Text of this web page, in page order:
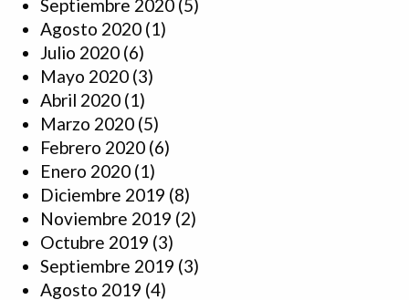
Septiembre 2020 (5)
Agosto 2020 (1)
Julio 2020 (6)
Mayo 2020 (3)
Abril 2020 (1)
Marzo 2020 (5)
Febrero 2020 (6)
Enero 2020 (1)
Diciembre 2019 (8)
Noviembre 2019 (2)
Octubre 2019 (3)
Septiembre 2019 (3)
Agosto 2019 (4)